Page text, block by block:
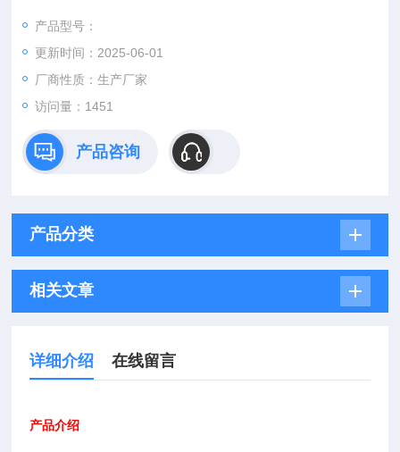
产品型号：
更新时间：2025-06-01
厂商性质：生产厂家
访问量：1451
产品咨询
产品分类
相关文章
详细介绍 在线留言
产品介绍